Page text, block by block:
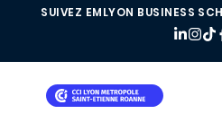
SUIVEZ EMLYON BUSINESS
IMAGE